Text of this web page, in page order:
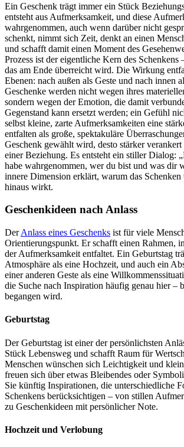
Ein Geschenk trägt immer ein Stück
entsteht aus Aufmerksamkeit, und diese
wahrgenommen, auch wenn darüber nicht
schenkt, nimmt sich Zeit, denkt an einen
und schafft damit einen Moment des
Prozess ist der eigentliche Kern des Schenkens
das am Ende überreicht wird. Die Wirkung
Ebenen: nach außen als Geste und nach innen
Geschenke werden nicht wegen ihres
sondern wegen der Emotion, die damit
Gegenstand kann ersetzt werden; ein Gefühl
selbst kleine, zarte Aufmerksamkeiten eine
entfalten als große, spektakuläre
Geschenk gewählt wird, desto stärker verankert
einer Beziehung. Es entsteht ein stiller Dialog:
habe wahrgenommen, wer du bist und was dir
innere Dimension erklärt, warum das
hinaus wirkt.
Geschenkideen nach Anlass
DerAnlass eines Geschenks ist für viele
Orientierungspunkt. Er schafft einen Rahmen,
der Aufmerksamkeit entfaltet. Ein Geburtstag
Atmosphäre als eine Hochzeit, und auch ein
einer anderen Geste als eine
die Suche nach Inspiration häufig genau hier –
begangen wird.
Geburtstag
Der Geburtstag ist einer der persönlichsten
Stück Lebensweg und schafft Raum für
Menschen wünschen sich Leichtigkeit und
freuen sich über etwas Bleibendes oder
Sie künftig Inspirationen, die unterschiedliche
Schenkens berücksichtigen – von stillen
zu Geschenkideen mit persönlicher Note.
Hochzeit und Verlobung